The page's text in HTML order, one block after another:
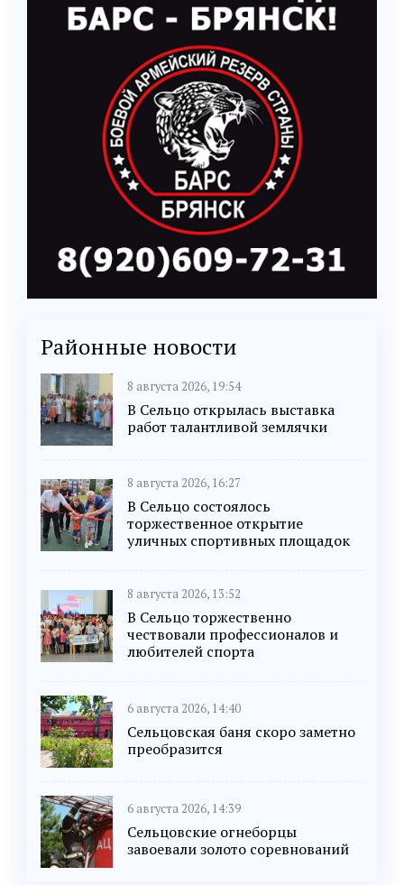
Районные новости
8 августа 2026, 19:54
В Сельцо открылась выставка
работ талантливой землячки
8 августа 2026, 16:27
В Сельцо состоялось
торжественное открытие
уличных спортивных площадок
8 августа 2026, 13:52
В Сельцо торжественно
чествовали профессионалов и
любителей спорта
6 августа 2026, 14:40
Сельцовская баня скоро заметно
преобразится
6 августа 2026, 14:39
Сельцовские огнеборцы
завоевали золото соревнований